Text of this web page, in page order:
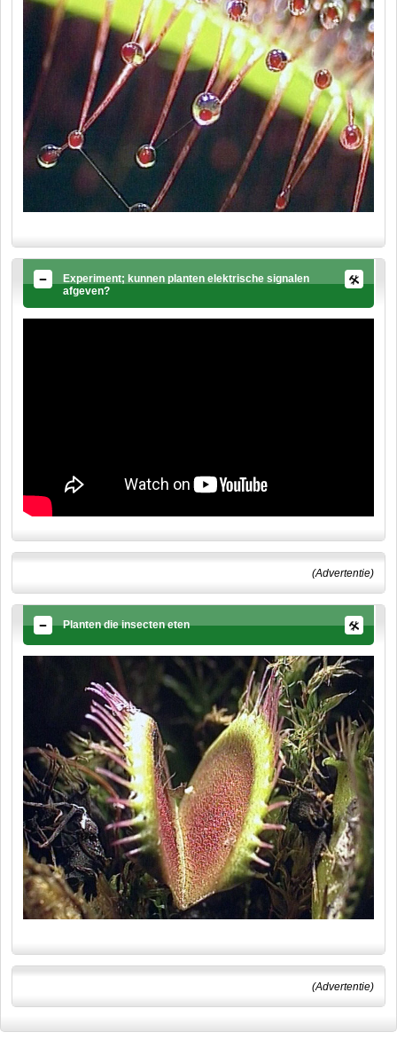
Experiment; kunnen planten elektrische signalen
afgeven?
(Advertentie)
Planten die insecten eten
(Advertentie)